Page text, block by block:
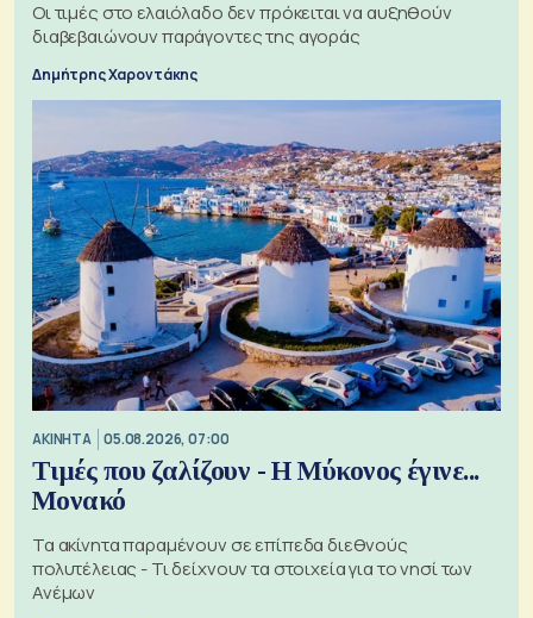
Οι τιμές στο ελαιόλαδο δεν πρόκειται να αυξηθούν
διαβεβαιώνουν παράγοντες της αγοράς
Δημήτρης Χαροντάκης
ΑΚΙΝΗΤΑ 05.08.2026, 07:00
Τιμές που ζαλίζουν - Η Μύκονος έγινε...
Μονακό
Τα ακίνητα παραμένουν σε επίπεδα διεθνούς
πολυτέλειας - Τι δείχνουν τα στοιχεία για το νησί των
Ανέμων